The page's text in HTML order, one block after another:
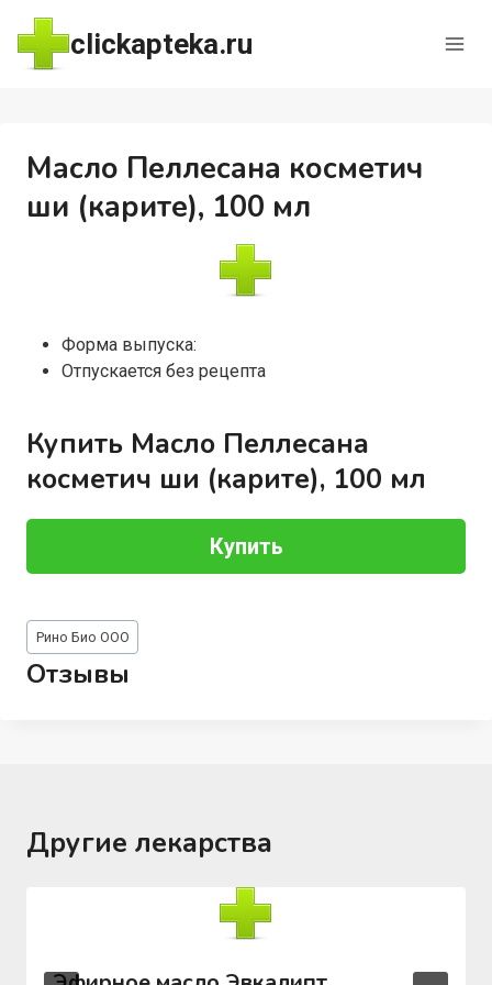
Перейти
содержимому
clickapteka.ru
Масло Пеллесана косметич
ши (карите), 100 мл
Форма выпуска:
Отпускается без рецепта
Купить Масло Пеллесана
косметич ши (карите), 100 мл
Купить
Метки
записи:
Рино Био ООО
Отзывы
Другие лекарства